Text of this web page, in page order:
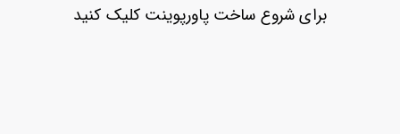
بازیابی
برای شروع ساخت پاورپوینت کلیک کنید